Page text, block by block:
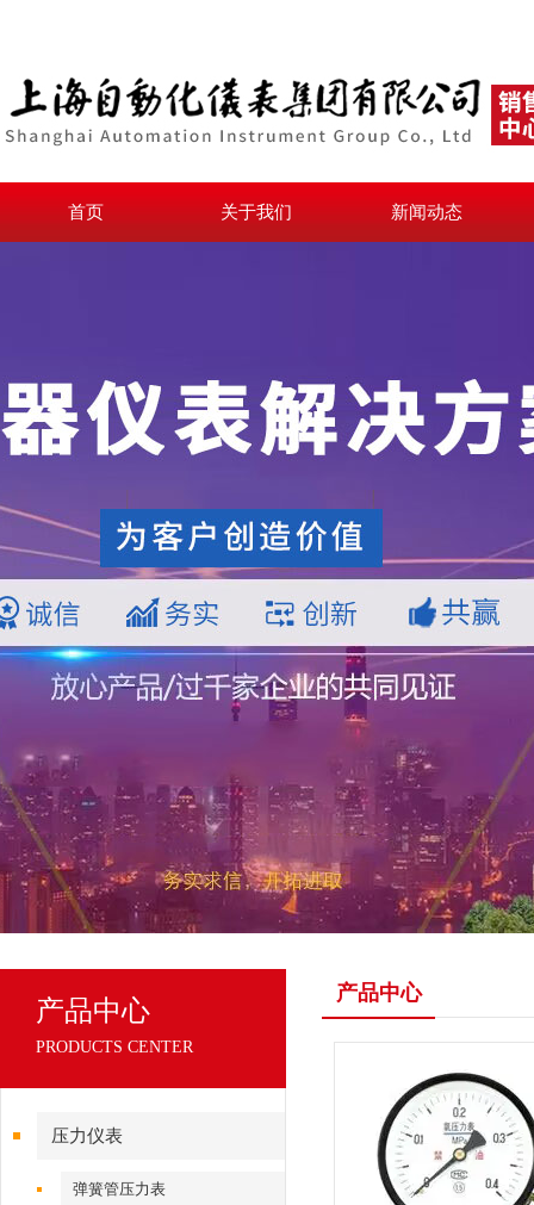
首页 关于我们 新闻动态
产品中心
PRODUCTS CENTER
压力仪表
弹簧管压力表
产品中心